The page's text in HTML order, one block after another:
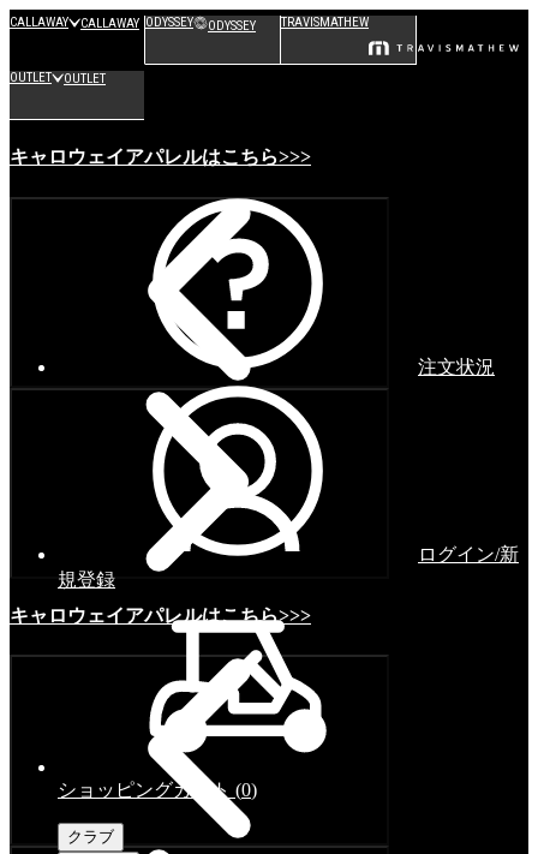
CALLAWAY CALLAWAY ODYSSEY ODYSSEY TRAVISMATHEW
OUTLET OUTLET
キャロウェイアパレルはこちら>>>
キャロウェイアパレルはこちら>>>
注文状況
ログイン/新
規登録
ショッピングカート (0)
クラブ